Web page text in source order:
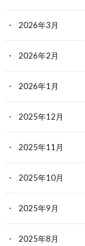
2026年3月
2026年2月
2026年1月
2025年12月
2025年11月
2025年10月
2025年9月
2025年8月